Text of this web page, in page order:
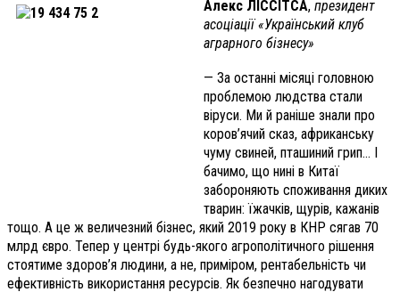
Алекс ЛІССІТСА, президент
асоціації «Український клуб
аграрного бізнесу»
— За останні місяці головною
проблемою людства стали
віруси. Ми й раніше знали про
коров’ячий сказ, африканську
чуму свиней, пташиний грип… І
бачимо, що нині в Китаї
забороняють споживання диких
тварин: їжачків, щурів, кажанів
тощо. А це ж величезний бізнес, який 2019 року в КНР сягав 70
млрд євро. Тепер у центрі будь-якого агрополітичного рішення
стоятиме здоров’я людини, а не, приміром, рентабельність чи
ефективність використання ресурсів. Як безпечно нагодувати